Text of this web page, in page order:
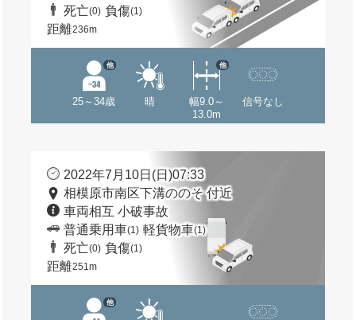
死亡(0) 負傷(1)
距離236m
25～34歳
他
晴
幅9.0～
13.0m
他
信号なし
2022年7月10日(日)07:33
相模原市南区下溝ののそ 付近
車両相互 小破事故
普通乗用車(1) 軽貨物車(1)
死亡(0) 負傷(1)
距離251m
他